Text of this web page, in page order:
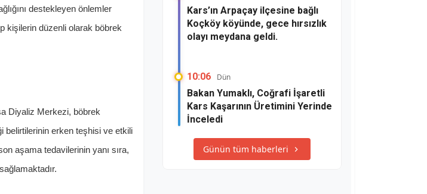
destekleyen önlemler
kişilerin düzenli olarak böbrek
Diyaliz Merkezi, böbrek
belirtilerinin erken teşhisi ve etkili
aşama tedavilerinin yanı sıra,
Kars’ın Arpaçay ilçesine bağlı
Koçköy köyünde, gece hırsızlık
olayı meydana geldi.
10:06 Dün
Bakan Yumaklı, Coğrafi İşaretli
Kars Kaşarının Üretimini Yerinde
İnceledi
Günün tüm haberleri